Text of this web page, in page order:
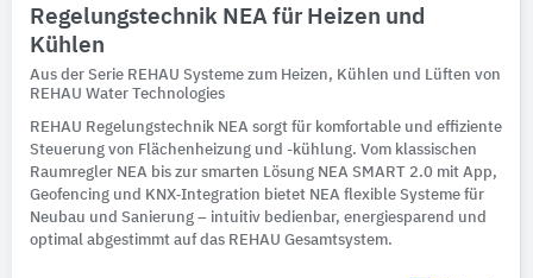
Regelungstechnik NEA für Heizen und
Kühlen
Aus der Serie REHAU Systeme zum Heizen, Kühlen und Lüften von
REHAU Water Technologies
REHAU Regelungstechnik NEA sorgt für komfortable und effiziente
Steuerung von Flächenheizung und -kühlung. Vom klassischen
Raumregler NEA bis zur smarten Lösung NEA SMART 2.0 mit App,
Geofencing und KNX‑Integration bietet NEA flexible Systeme für
Neubau und Sanierung – intuitiv bedienbar, energiesparend und
optimal abgestimmt auf das REHAU Gesamtsystem.